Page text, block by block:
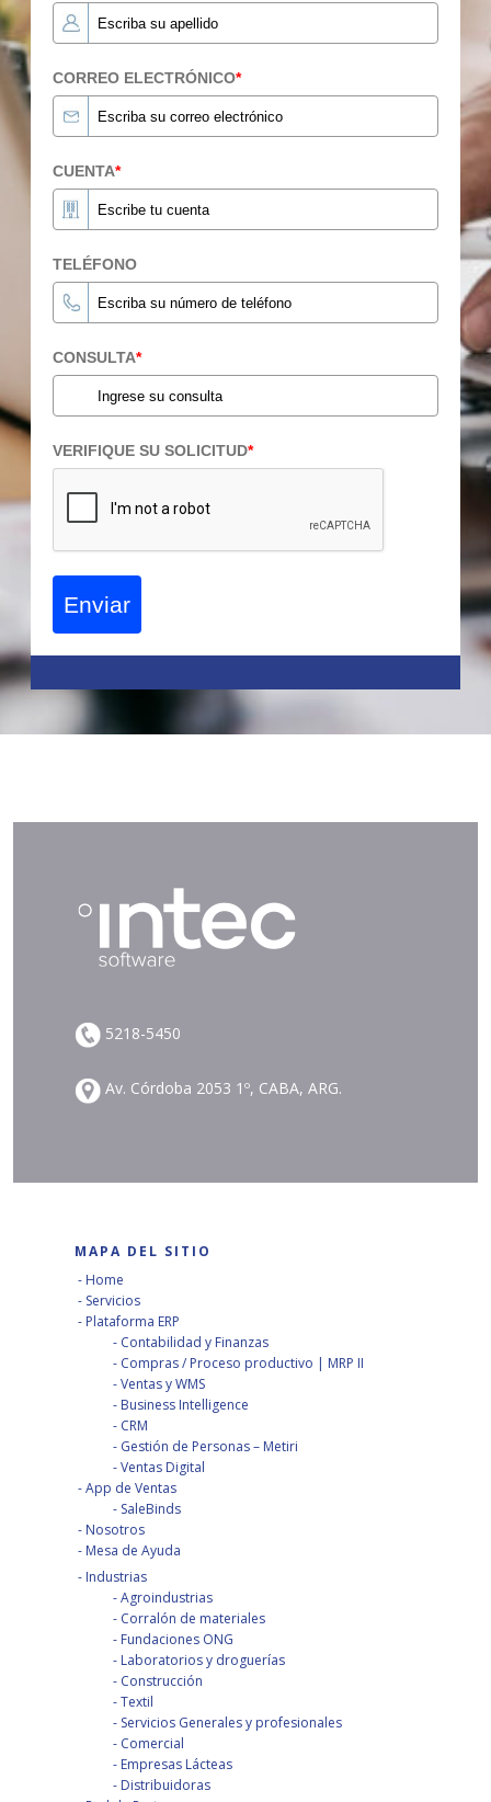
CORREO ELECTRÓNICO*
CUENTA*
TELÉFONO
CONSULTA*
VERIFIQUE SU SOLICITUD*
Enviar
5218-5450
Av. Córdoba 2053 1º, CABA, ARG.
MAPA DEL SITIO
Home
Servicios
Plataforma ERP
Contabilidad y Finanzas
Compras / Proceso productivo | MRP II
Ventas y WMS
Business Intelligence
CRM
Gestión de Personas – Metiri
Ventas Digital
App de Ventas
SaleBinds
Nosotros
Mesa de Ayuda
Industrias
Agroindustrias
Corralón de materiales
Fundaciones ONG
Laboratorios y droguerías
Construcción
Textil
Servicios Generales y profesionales
Comercial
Empresas Lácteas
Distribuidoras